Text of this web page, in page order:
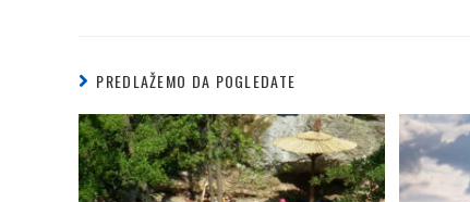
PREDLAŽEMO DA POGLEDATE